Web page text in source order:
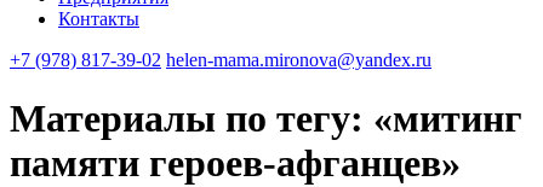
Контакты
+7 (978) 817-39-02 helen-mama.mironova@yandex.ru
Материалы по тегу: «митинг
памяти героев-афганцев»